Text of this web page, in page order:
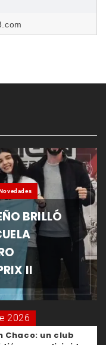
BRILLÓ
II
2026
Chaco: un club